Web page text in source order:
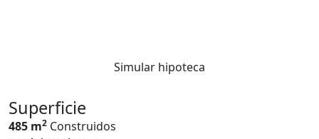
Simular hipoteca
Superficie
485 m2 Construidos